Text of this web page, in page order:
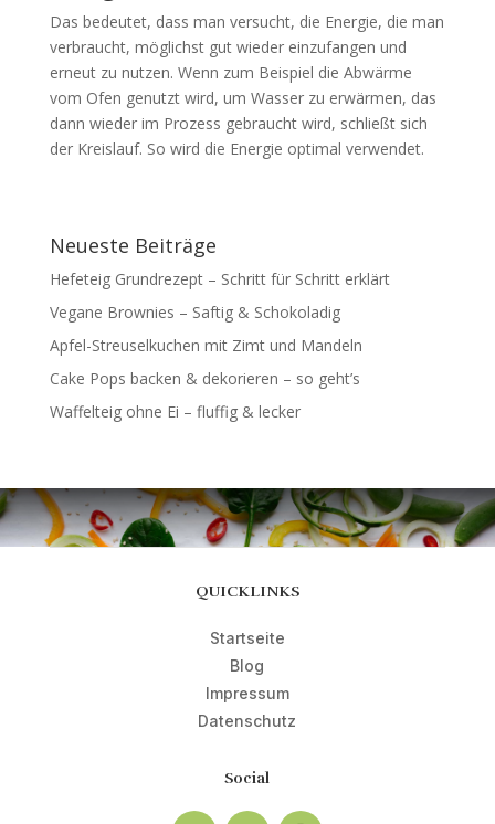
Das bedeutet, dass man versucht, die Energie, die man
verbraucht, möglichst gut wieder einzufangen und
erneut zu nutzen. Wenn zum Beispiel die Abwärme
vom Ofen genutzt wird, um Wasser zu erwärmen, das
dann wieder im Prozess gebraucht wird, schließt sich
der Kreislauf. So wird die Energie optimal verwendet.
Neueste Beiträge
Hefeteig Grundrezept – Schritt für Schritt erklärt
Vegane Brownies – Saftig & Schokoladig
Apfel-Streuselkuchen mit Zimt und Mandeln
Cake Pops backen & dekorieren – so geht’s
Waffelteig ohne Ei – fluffig & lecker
QUICKLINKS
Startseite
Blog
Impressum
Datenschutz
Social